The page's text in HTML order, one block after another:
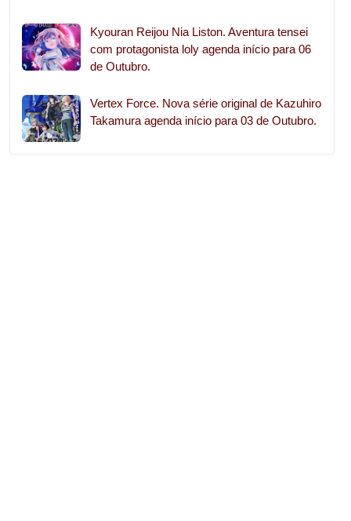
Kyouran Reijou Nia Liston. Aventura tensei
com protagonista loly agenda início para 06
de Outubro.
Vertex Force. Nova série original de Kazuhiro
Takamura agenda início para 03 de Outubro.